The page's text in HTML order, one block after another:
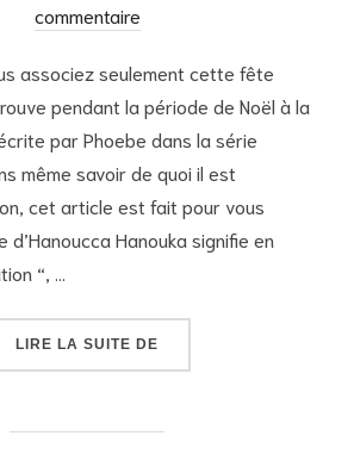
le
commentaire
associez seulement cette fête
pendant la période de Noël à la
par Phoebe dans la série
même savoir de quoi il est
cet article est fait pour vous
d’Hanoucca Hanouka signifie en
“, …
LIRE LA SUITE DE